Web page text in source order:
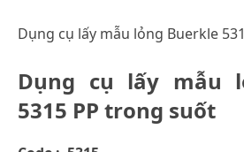
Dụng cụ lấy mẫu lỏng Buerkle
Dụng cụ lấy mẫu
5315 PP trong suốt